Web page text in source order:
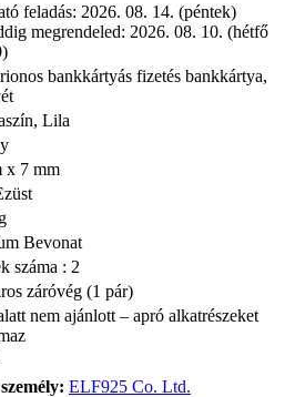
feladás: 2026. 08. 14. (péntek)
megrendeled: 2026. 08. 10. (hétfő
bankkártya,
Lila
x 7 mm
Bevonat
száma : 2
záróvég (1 pár)
nem ajánlott – apró alkatrészeket
ELF925 Co. Ltd.